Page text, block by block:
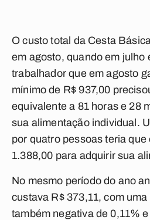
O custo total da Cesta
em agosto, quando em julho
trabalhador que em agosto
mínimo de R$ 937,00
equivalente a 81 horas e 28
sua alimentação individual.
por quatro pessoas teria que
1.388,00 para adquirir sua
No mesmo período do ano
custava R$ 373,11, com
também negativa de 0,11%